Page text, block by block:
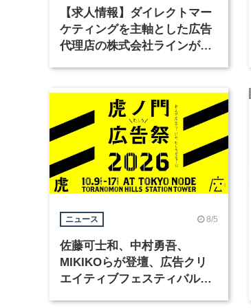
【求人情報】ダイレクトマー
ケティングを主軸とした広告
代理店の株式会社ラインが、
ニュース 8/5
佐藤可士和、中村勇吾、
MIKIKOらが登壇、広告クリ
エイティブフェスティバル